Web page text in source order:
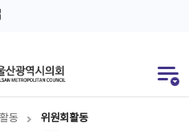
동 위원회활동